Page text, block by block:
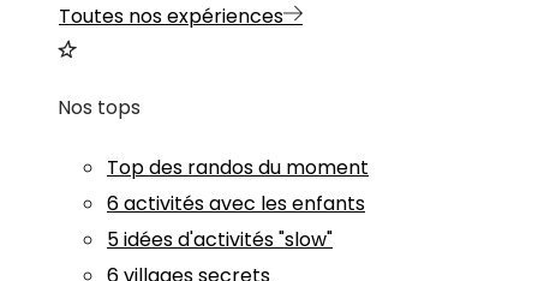
Toutes nos expériences
Nos tops
Top des randos du moment
6 activités avec les enfants
5 idées d'activités "slow"